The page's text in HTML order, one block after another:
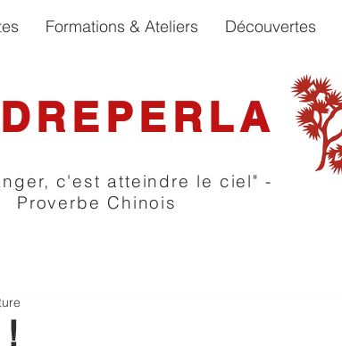
Formations & Ateliers Découvertes
c'est atteindre le ciel" -
Proverbe Chinois